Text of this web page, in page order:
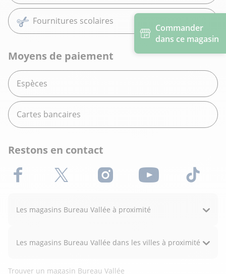
Commander
dans ce magasin
Fournitures scolaires
Moyens de paiement
Espèces
Cartes bancaires
Restons en contact
Facebook X (Twitter) Instagram Youtube TikTok
Les magasins Bureau Vallée à proximité
Les magasins Bureau Vallée dans les villes à proximité
Trouver un magasin Bureau Vallée